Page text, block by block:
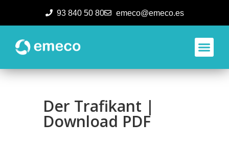
93 840 50 80 emeco@emeco.es
Der Trafikant |
Download PDF